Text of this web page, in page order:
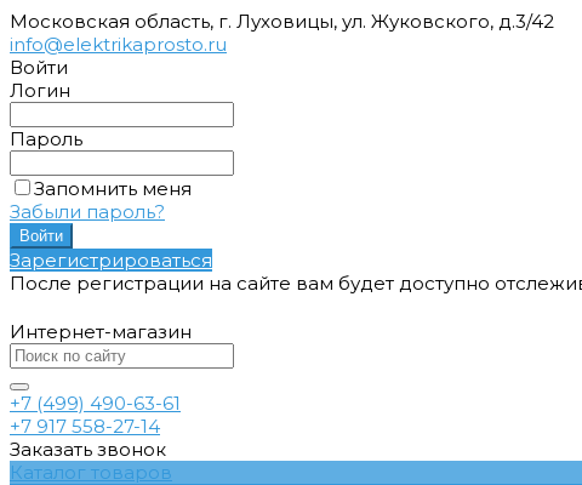
Московская область, г. Луховицы, ул. Жуковского, д.3/42
info@elektrikaprosto.ru
Войти
Логин
Пароль
Запомнить меня
Забыли пароль?
Зарегистрироваться
После регистрации на сайте вам будет доступно
Интернет-магазин
+7 (499) 490-63-61
+7 917 558-27-14
Заказать звонок
Каталог товаров